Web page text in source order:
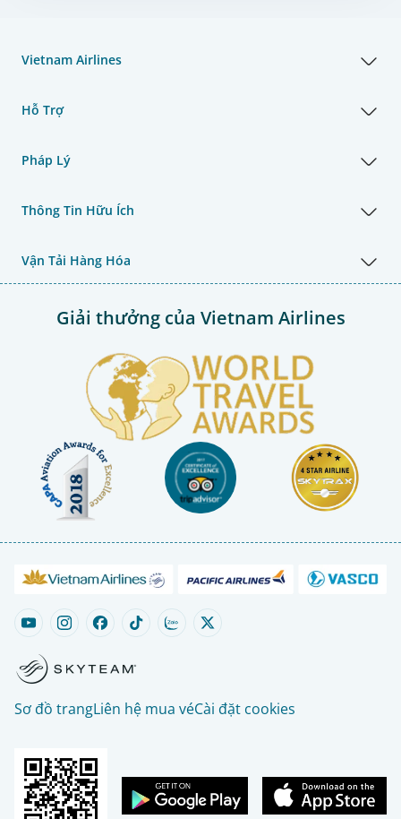
Vietnam Airlines
Hỗ Trợ
Pháp Lý
Thông Tin Hữu Ích
Vận Tải Hàng Hóa
Giải thưởng của Vietnam Airlines
Sơ đồ trangLiên hệ mua véCài đặt cookies